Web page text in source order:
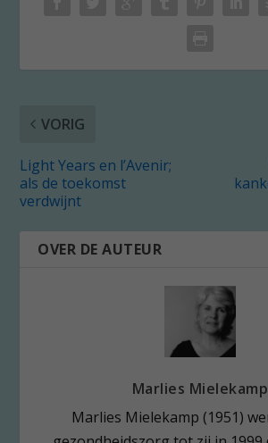
VORIG
Light Years en l’Avenir;
als de toekomst
verdwijnt
OVER DE AUTEUR
Marlies Mielekamp
Marlies Mielekamp (1951)